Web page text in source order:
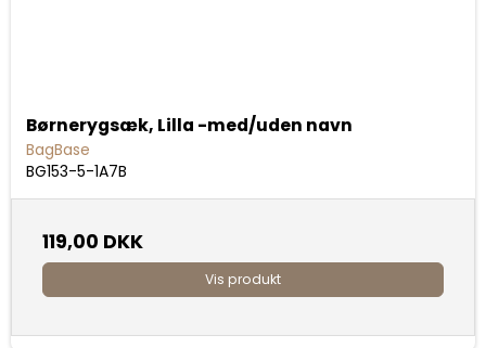
Børnerygsæk, Lilla -med/uden navn
BagBase
BG153-5-1A7B
119,00 DKK
Vis produkt